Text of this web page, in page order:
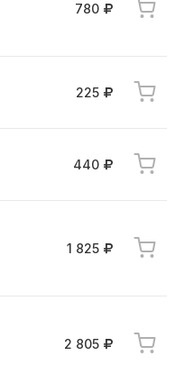
780
225
440
1 825
2 805